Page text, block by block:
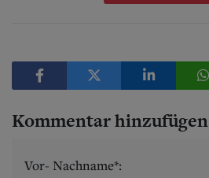
Kommentar hinzufügen
Vor- Nachname*: